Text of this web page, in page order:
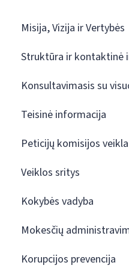
Misija, Vizija ir Vertybės
Struktūra ir kontaktinė
Konsultavimasis su
Teisinė informacija
Peticijų komisijos veikla
Veiklos sritys
Kokybės vadyba
Mokesčių
Korupcijos prevencija